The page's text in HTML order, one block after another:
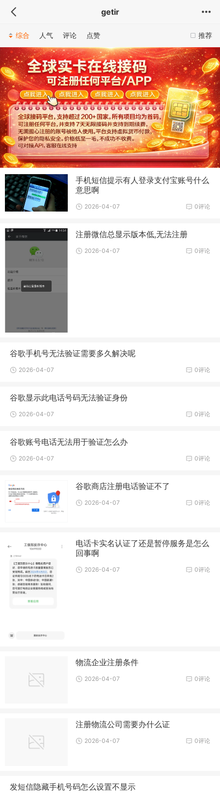
getir
推荐
综合 人气 评论 点赞
手机短信提示有人登录支付宝账号什么
意思啊
0评论
2026-04-07
注册微信总显示版本低,无法注册
0评论
2026-04-07
谷歌手机号无法验证需要多久解决呢
0评论
2026-04-07
谷歌显示此电话号码无法验证身份
0评论
2026-04-07
谷歌账号电话无法用于验证怎么办
0评论
2026-04-07
谷歌商店注册电话验证不了
0评论
2026-04-07
电话卡实名认证了还是暂停服务是怎么
回事啊
0评论
2026-04-07
物流企业注册条件
0评论
2026-04-07
注册物流公司需要办什么证
0评论
2026-04-07
发短信隐藏手机号码怎么设置不显示